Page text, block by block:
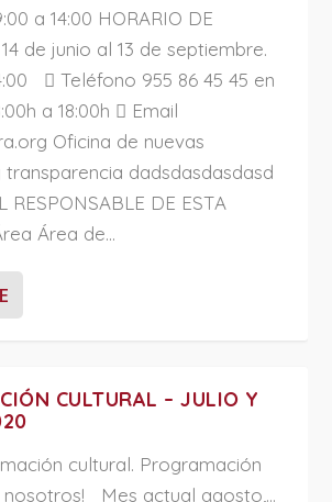
a 14:00 HORARIO DE
de junio al 13 de septiembre.
 Teléfono 955 86 45 45 en
a 18:00h  Email
Oficina de nuevas
dadsdasdasdasd
RESPONSABLE DE ESTA
Área de...
CULTURAL – JULIO Y
cultural. Programación
nosotros! Mes actual agosto,...